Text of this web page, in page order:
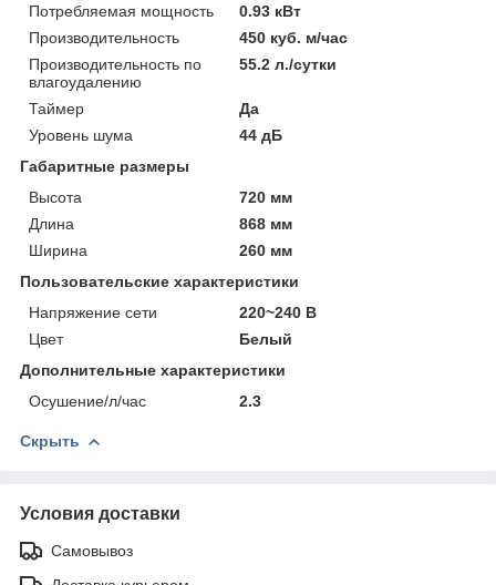
Потребляемая мощность
0.93 кВт
Производительность
450 куб. м/час
Производительность по
влагоудалению
55.2 л./сутки
Таймер
Да
Уровень шума
44 дБ
Габаритные размеры
Высота
720 мм
Длина
868 мм
Ширина
260 мм
Пользовательские характеристики
Напряжение сети
220~240 В
Цвет
Белый
Дополнительные характеристики
Осушение/л/час
2.3
Скрыть
Условия доставки
Самовывоз